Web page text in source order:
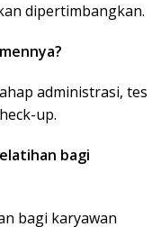
dipertimbangkan.
administrasi, tes
up.
bagi
bagi karyawan